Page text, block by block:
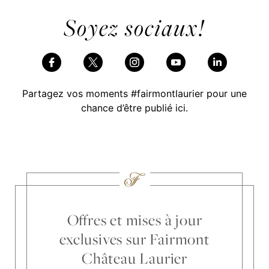
Soyez sociaux!
Partagez vos moments #fairmontlaurier pour une
chance d’être publié ici.
Back to Social Content
Offres et mises à jour
exclusives sur Fairmont
Château Laurier